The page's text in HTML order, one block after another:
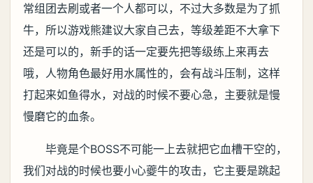
常组团去刷或者一个人都可以，不过大多数是为了抓
牛，所以游戏熊建议大家自己去，等级差距不大拿下
还是可以的，新手的话一定要先把等级练上来再去
哦，人物角色最好用水属性的，会有战斗压制，这样
打起来如鱼得水，对战的时候不要心急，主要就是慢
慢磨它的血条。
毕竟是个BOSS不可能一上去就把它血槽干空的，
我们对战的时候也要小心夔牛的攻击，它主要是跳起